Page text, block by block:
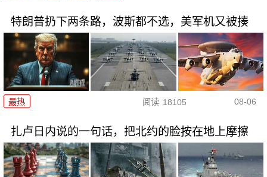
特朗普扔下两条路，波斯都不选，美军机又被揍
最热 阅读 18105 08-06
扎卢日内说的一句话，把北约的脸按在地上摩擦